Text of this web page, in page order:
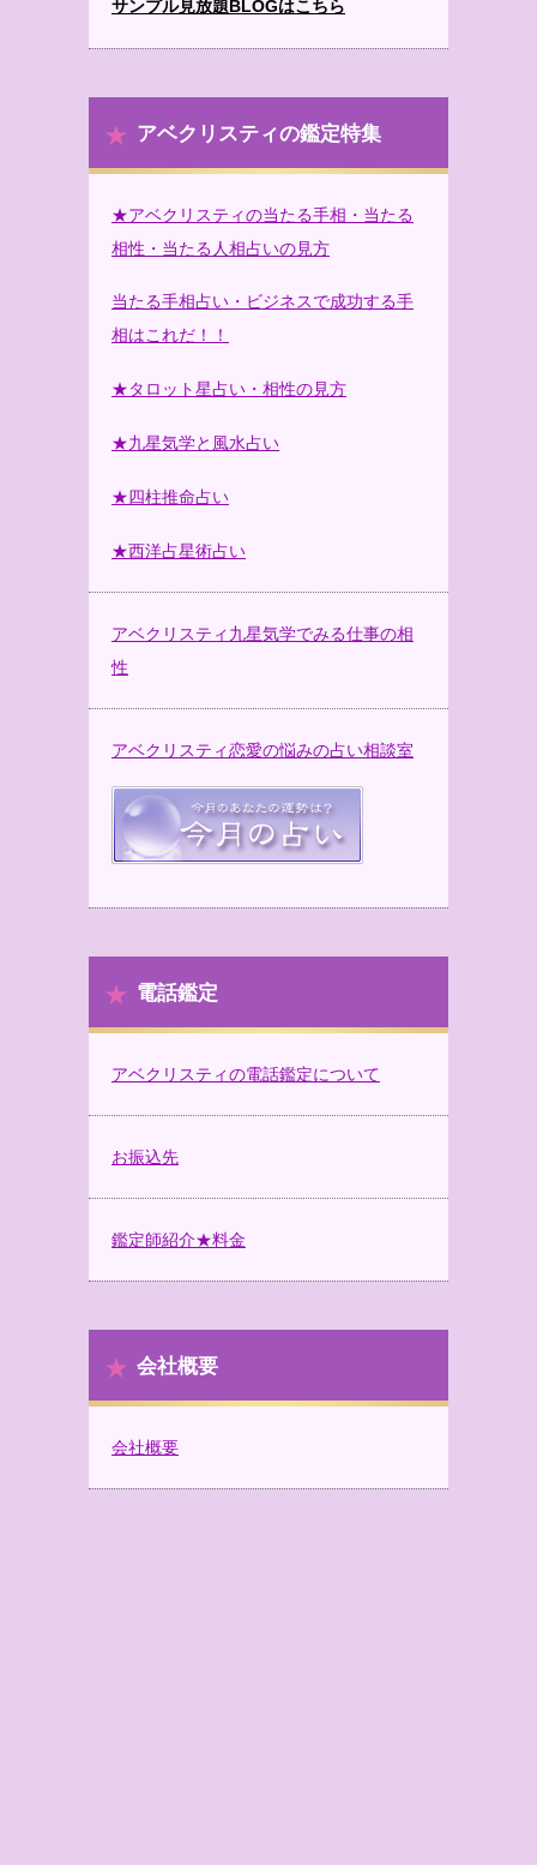
サンプル見放題BLOGはこちら
アベクリスティの鑑定特集
★アベクリスティの当たる手相・当たる
相性・当たる人相占いの見方
当たる手相占い・ビジネスで成功する手
相はこれだ！！
★タロット星占い・相性の見方
★九星気学と風水占い
★四柱推命占い
★西洋占星術占い
アベクリスティ九星気学でみる仕事の相
性
アベクリスティ恋愛の悩みの占い相談室
電話鑑定
アベクリスティの電話鑑定について
お振込先
鑑定師紹介★料金
会社概要
会社概要